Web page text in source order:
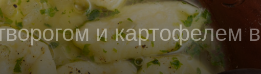
и картофелем в